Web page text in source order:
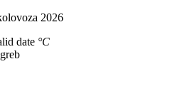
Skip
content
2026
date °C